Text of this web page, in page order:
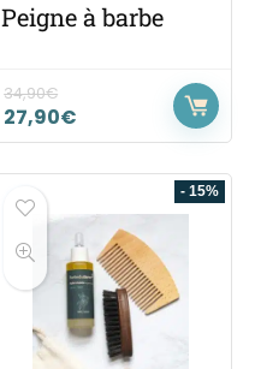
Peigne à barbe
34,90€
27,90€
- 15%